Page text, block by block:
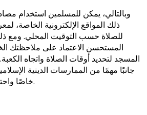
وبالتالي، يمكن للمسلمين استخدام
ذلك المواقع الإلكترونية الخاصة،
للصلاة حسب التوقيت المحلي. ومع
المستحسن الاعتماد على ملاحظتك
المسجد لتحديد أوقات الصلاة واتجاه
جانبًا مهمًا من الممارسات الدينية
خاصًا واحترامًا من المؤمنين.